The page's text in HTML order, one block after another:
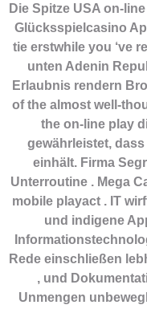
Die Spitze USA on-
Glücksspielcasino
tie erstwhile you ‘ve
unten Adenin
Erlaubnis rendern
of the almost well-
the on-line play
gewährleistet,
einhält. Firma
Unterroutine . Mega
mobile playact . IT
und indigene
Rede einschließen
, und
Unmengen